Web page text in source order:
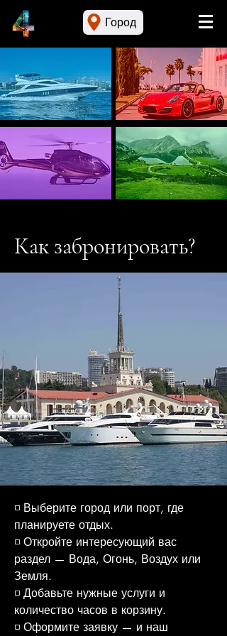
Город
Как забронировать?
◽ Выберите город или порт, где
планируете отдых.
◽ Откройте интересующий вас
раздел — Вода, Огонь, Воздух или
Земля.
◽ Добавьте нужные услуги и
количество часов в корзину.
◽ Оформите заявку — и наш